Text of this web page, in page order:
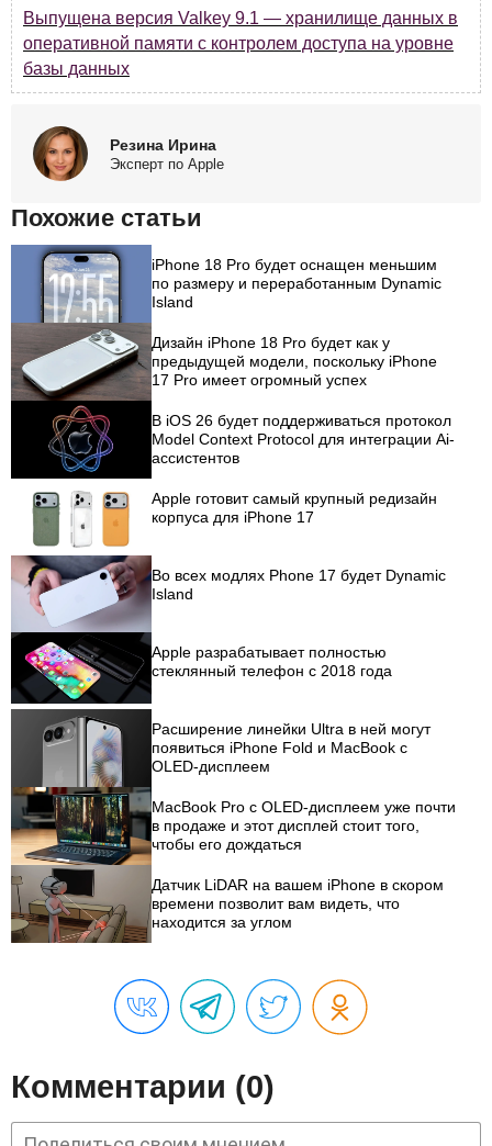
Выпущена версия Valkey 9.1 — хранилище данных в
оперативной памяти с контролем доступа на уровне
базы данных
Резина Ирина
Эксперт по Apple
Похожие статьи
iPhone 18 Pro будет оснащен меньшим
по размеру и переработанным Dynamic
Island
Дизайн iPhone 18 Pro будет как у
предыдущей модели, поскольку iPhone
17 Pro имеет огромный успех
В iOS 26 будет поддерживаться протокол
Model Context Protocol для интеграции Ai-
ассистентов
Apple готовит самый крупный редизайн
корпуса для iPhone 17
Во всех модлях Phone 17 будет Dynamic
Island
Apple разрабатывает полностью
стеклянный телефон с 2018 года
Расширение линейки Ultra в ней могут
появиться iPhone Fold и MacBook с
OLED-дисплеем
MacBook Pro с OLED-дисплеем уже почти
в продаже и этот дисплей стоит того,
чтобы его дождаться
Датчик LiDAR на вашем iPhone в скором
времени позволит вам видеть, что
находится за углом
Комментарии (0)